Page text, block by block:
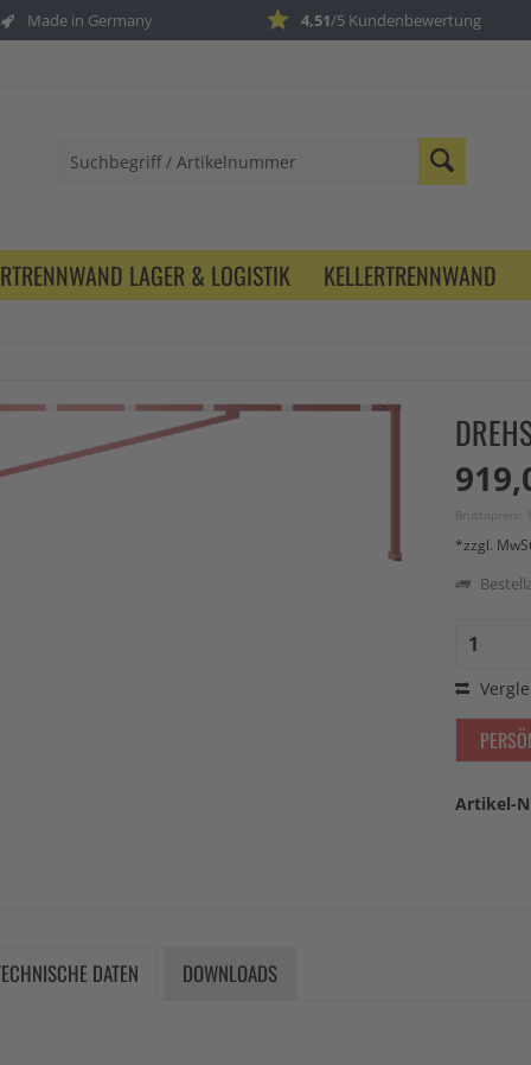
Made in Germany 4,51/5 Kundenbewertung
LAGER & LOGISTIK KELLERTRENNWAND
Bruttopreis:
*zzgl.
Artikel-
DATEN DOWNLOADS